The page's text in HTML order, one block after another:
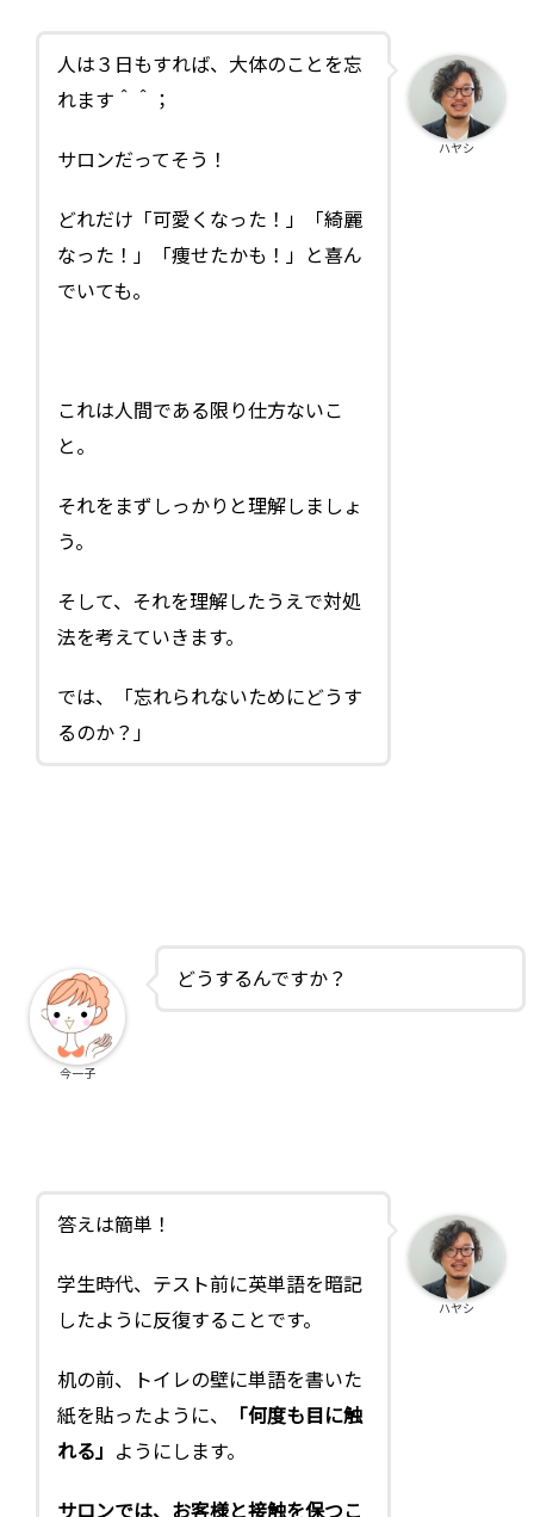
人は３日もすれば、大体のことを忘
れます＾＾；
サロンだってそう！
どれだけ「可愛くなった！」「綺麗
なった！」「痩せたかも！」と喜ん
でいても。
これは人間である限り仕方ないこ
と。
それをまずしっかりと理解しましょ
う。
そして、それを理解したうえで対処
法を考えていきます。
では、「忘れられないためにどうす
るのか？」
ハヤシ
どうするんですか？
今一子
答えは簡単！
学生時代、テスト前に英単語を暗記
したように反復することです。
机の前、トイレの壁に単語を書いた
紙を貼ったように、
「何度も目に触
れる」
ようにします。
サロンでは、お客様と接触を保つこ
ハヤシ